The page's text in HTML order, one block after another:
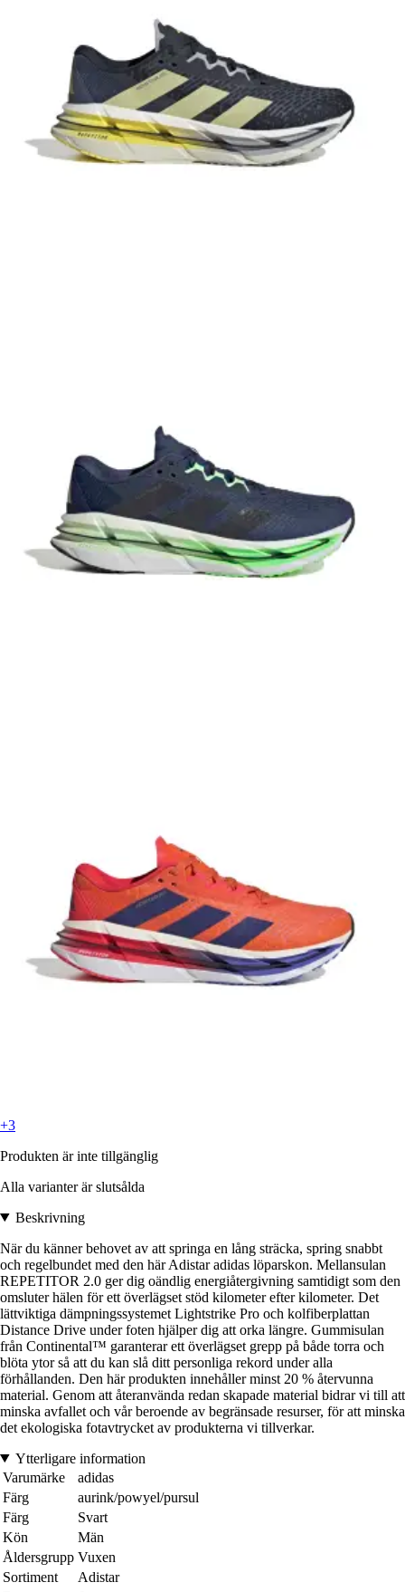
+3
Produkten är inte tillgänglig
Alla varianter är slutsålda
Beskrivning
När du känner behovet av att springa en lång sträcka, spring snabbt
och regelbundet med den här Adistar adidas löparskon. Mellansulan
REPETITOR 2.0 ger dig oändlig energiåtergivning samtidigt som den
omsluter hälen för ett överlägset stöd kilometer efter kilometer. Det
lättviktiga dämpningssystemet Lightstrike Pro och kolfiberplattan
Distance Drive under foten hjälper dig att orka längre. Gummisulan
från Continental™ garanterar ett överlägset grepp på både torra och
blöta ytor så att du kan slå ditt personliga rekord under alla
förhållanden. Den här produkten innehåller minst 20 % återvunna
material. Genom att återanvända redan skapade material bidrar vi till att
minska avfallet och vår beroende av begränsade resurser, för att minska
det ekologiska fotavtrycket av produkterna vi tillverkar.
Ytterligare information
Varumärke
adidas
Färg
aurink/powyel/pursul
Färg
Svart
Kön
Män
Åldersgrupp Vuxen
Sortiment
Adistar